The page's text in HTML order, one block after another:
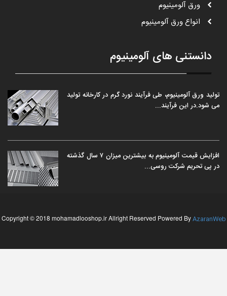
ورق آلومينيوم
انواع ورق آلومينيوم
دانستنی های آلومینیوم
تولید ورق آلومینیوم، طی فرآیند نورد گرم در کارخانه تولید
می شود.در این فرآیند...
افزایش قیمت آلومینیوم به بیشترین میزان ۷ سال گذشته
در پی تحریم شرکت روسی...
Copyright © 2018 mohamadlooshop.ir Allright Reserved Powered ByAzaranWeb